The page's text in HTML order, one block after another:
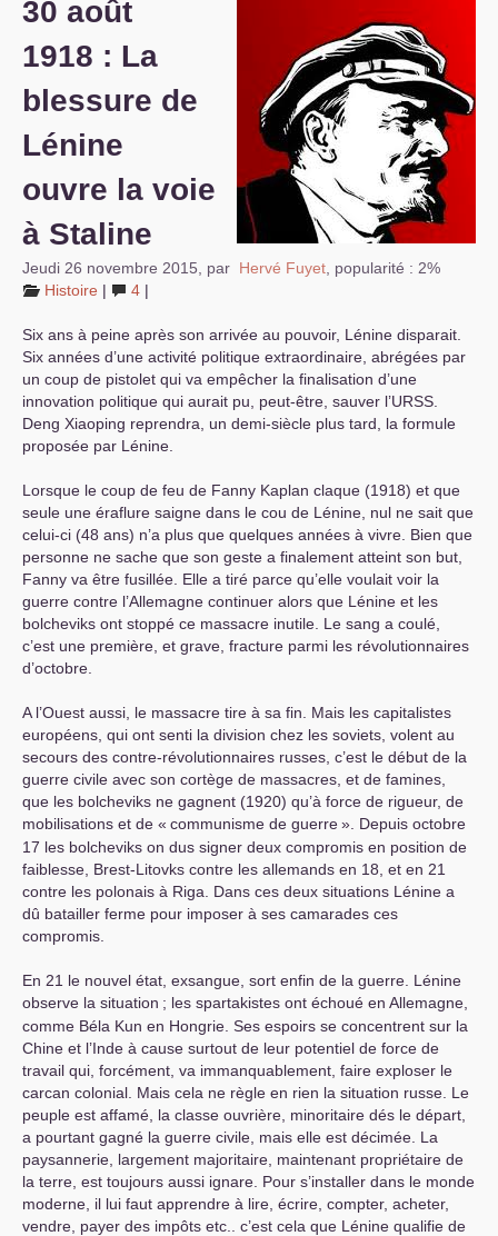
30 août
1918 : La
blessure de
Lénine
ouvre la voie
à Staline
Jeudi 26 novembre 2015 par Hervé Fuyet popularité : 2%
Histoire | 4 |
Six ans à peine après son arrivée au pouvoir, Lénine disparait.
Six années d’une activité politique extraordinaire, abrégées par
un coup de pistolet qui va empêcher la finalisation d’une
innovation politique qui aurait pu, peut-être, sauver l’URSS
Deng Xiaoping reprendra, un demi-siècle plus tard, la formule
proposée par Lénine.
Lorsque le coup de feu de Fanny Kaplan claque (1918) et que
seule une éraflure saigne dans le cou de Lénine, nul ne sait que
celui-ci (48 ans) n’a plus que quelques années à vivre. Bien que
personne ne sache que son geste a finalement atteint son but,
Fanny va être fusillée. Elle a tiré parce qu’elle voulait voir la
guerre contre l’Allemagne continuer alors que Lénine et les
bolcheviks ont stoppé ce massacre inutile. Le sang a coulé,
c’est une première, et grave, fracture parmi les révolutionnaires
d’octobre.
A l’Ouest aussi, le massacre tire à sa fin. Mais les capitalistes
européens, qui ont senti la division chez les soviets, volent au
secours des contre-révolutionnaires russes, c’est le début de la
guerre civile avec son cortège de massacres, et de famines,
que les bolcheviks ne gagnent (1920) qu’à force de rigueur, de
mobilisations et de « communisme de guerre». Depuis octobre
17 les bolcheviks on dus signer deux compromis en position de
faiblesse, Brest-Litovks contre les allemands en 18, et en 21
contre les polonais à Riga. Dans ces deux situations Lénine a
dû batailler ferme pour imposer à ses camarades ces
compromis.
En 21 le nouvel état, exsangue, sort enfin de la guerre. Lénine
observe la situation ; les spartakistes ont échoué en Allemagne,
comme Béla Kun en Hongrie. Ses espoirs se concentrent sur la
Chine et l’Inde à cause surtout de leur potentiel de force de
travail qui, forcément, va immanquablement, faire exploser le
carcan colonial. Mais cela ne règle en rien la situation russe. Le
peuple est affamé, la classe ouvrière, minoritaire dés le départ,
a pourtant gagné la guerre civile, mais elle est décimée. La
paysannerie, largement majoritaire, maintenant propriétaire de
la terre, est toujours aussi ignare. Pour s’installer dans le monde
moderne, il lui faut apprendre à lire, écrire, compter, acheter,
vendre, payer des impôts etc.. c’est cela que Lénine qualifie de